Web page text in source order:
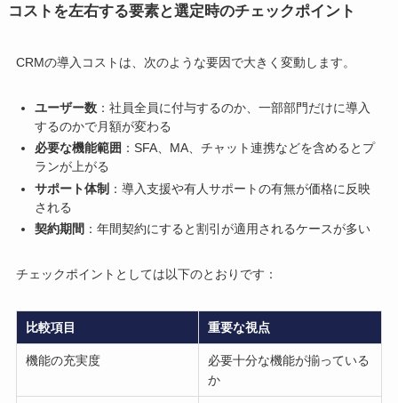
コストを左右する要素と選定時のチェックポイント
CRMの導入コストは、次のような要因で大きく変動します。
ユーザー数：社員全員に付与するのか、一部部門だけに導入
するのかで月額が変わる
必要な機能範囲 ：SFA、MA、チャット連携などを含めるとプ
ランが上がる
サポート体制 ：導入支援や有人サポートの有無が価格に反映
される
契約期間 ：年間契約にすると割引が適用されるケースが多い
チェックポイントとしては以下のとおりです：
比較項目 重要な視点
機能の充実度
必要十分な機能が揃っている
か